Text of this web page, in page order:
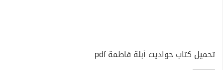
تحميل كتاب حواديت أبلة فاطمة pdf